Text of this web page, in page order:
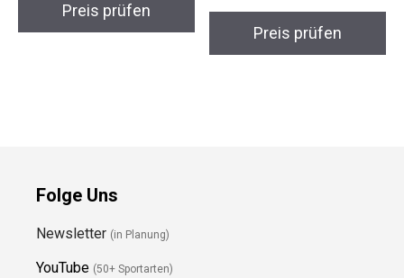
Preis prüfen
Preis prüfen
Folge Uns
Newsletter (in Planung)
YouTube (50+ Sportarten)